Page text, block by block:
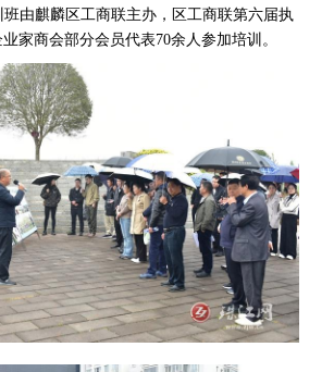
麒麟区工商联主办，区工商联第六届执
家商会部分会员代表70余人参加培训。